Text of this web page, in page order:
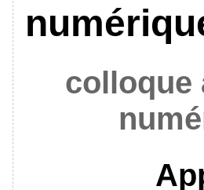
colloque